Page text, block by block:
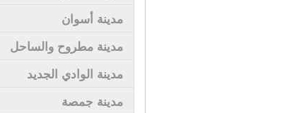
مدينة أسوان
مدينة مطروح والساحل
مدينة الوادي الجديد
مدينة جمصة